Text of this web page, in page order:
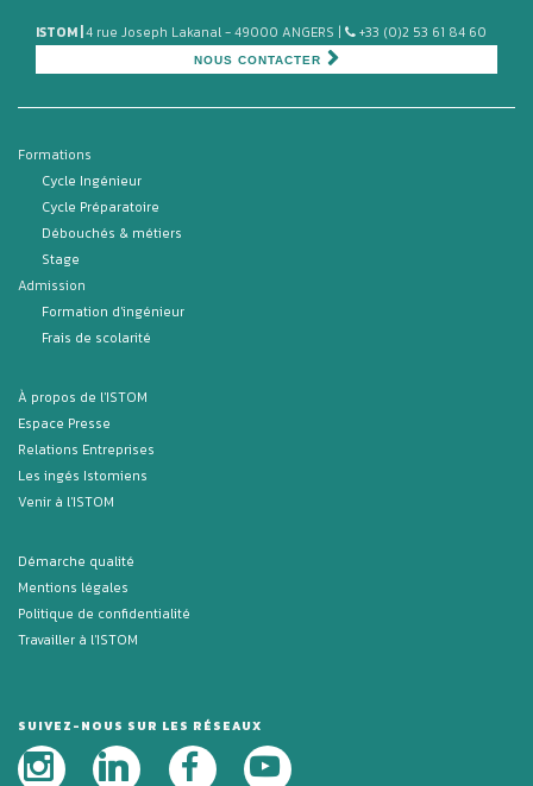
ISTOM | 4 rue Joseph Lakanal - 49000 ANGERS | +33 (0)2 53 61 84 60
NOUS CONTACTER
Formations
Cycle Ingénieur
Cycle Préparatoire
Débouchés & métiers
Stage
Admission
Formation d'ingénieur
Frais de scolarité
À propos de l'ISTOM
Espace Presse
Relations Entreprises
Les ingés Istomiens
Venir à l'ISTOM
Démarche qualité
Mentions légales
Politique de confidentialité
Travailler à l'ISTOM
SUIVEZ-NOUS SUR LES RÉSEAUX